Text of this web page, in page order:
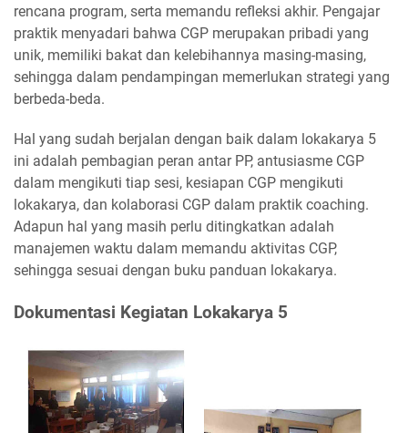
rencana program, serta memandu refleksi akhir. Pengajar
praktik menyadari bahwa CGP merupakan pribadi yang
unik, memiliki bakat dan kelebihannya masing-masing,
sehingga dalam pendampingan memerlukan strategi yang
berbeda-beda.
Hal yang sudah berjalan dengan baik dalam lokakarya 5
ini adalah pembagian peran antar PP, antusiasme CGP
dalam mengikuti tiap sesi, kesiapan CGP mengikuti
lokakarya, dan kolaborasi CGP dalam praktik coaching.
Adapun hal yang masih perlu ditingkatkan adalah
manajemen waktu dalam memandu aktivitas CGP,
sehingga sesuai dengan buku panduan lokakarya.
Dokumentasi Kegiatan Lokakarya 5